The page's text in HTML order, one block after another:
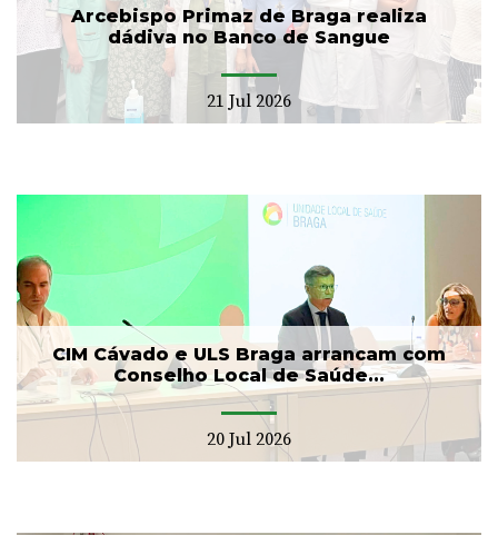
Arcebispo Primaz de Braga realiza
dádiva no Banco de Sangue
21 Jul 2026
CIM Cávado e ULS Braga arrancam com
Conselho Local de Saúde...
20 Jul 2026